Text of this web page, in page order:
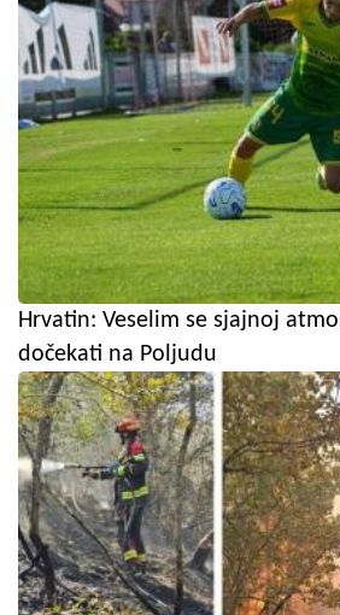
Hrvatin: Veselim se sjajnoj
dočekati na Poljudu